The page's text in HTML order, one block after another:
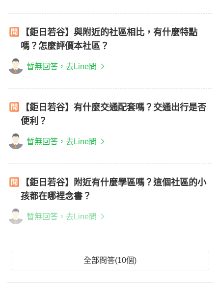
【鉅日若谷】與附近的社區相比，有什麼特點
嗎？怎麼評價本社區？
暫無回答，去Line問
【鉅日若谷】有什麼交通配套嗎？交通出行是否
便利？
暫無回答，去Line問
【鉅日若谷】附近有什麼學區嗎？這個社區的小
孩都在哪裡念書？
暫無回答，去Line問
全部問答(10個)